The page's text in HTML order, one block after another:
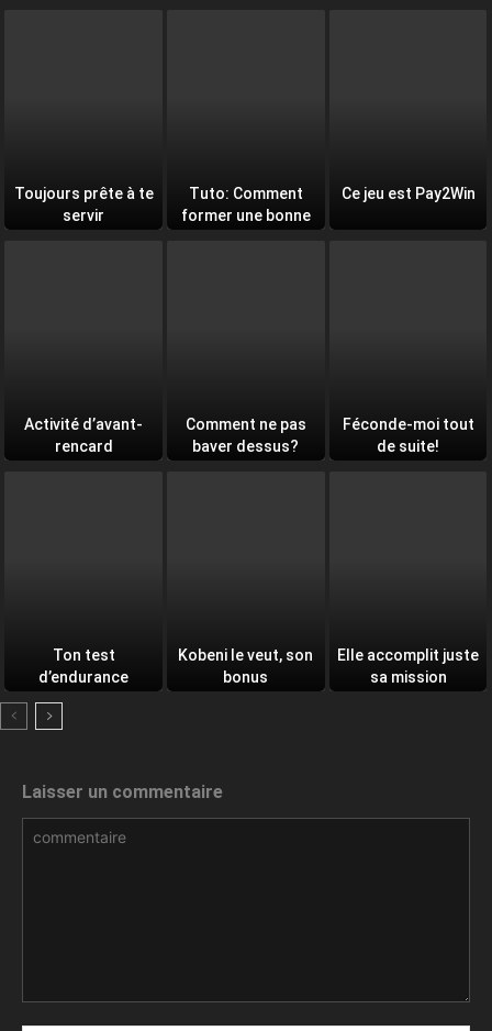
Toujours prête à te
servir
Tuto: Comment
former une bonne
Ce jeu est Pay2Win
Activité d’avant-
rencard
Comment ne pas
baver dessus?
Féconde-moi tout
de suite!
Ton test
d’endurance
quotidien
Kobeni le veut, son
bonus
Elle accomplit juste
sa mission
Laisser un commentaire